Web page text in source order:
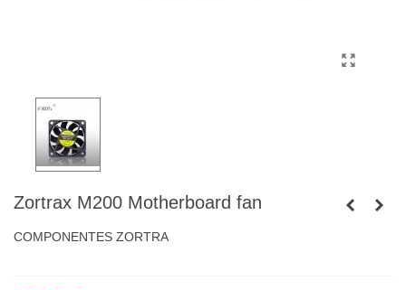
Zortrax M200 Motherboard fan
COMPONENTES ZORTRA